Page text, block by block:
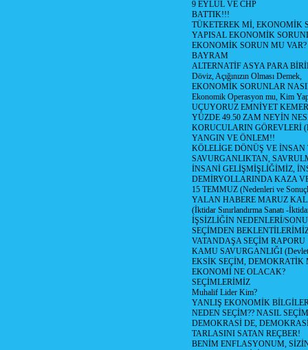
9 EYLÜL VE CHP
BATTIK!!!
TÜKETEREK Mİ, EKONOMİK
YAPISAL EKONOMİK
EKONOMİK SORUN MU VAR?
BAYRAM
ALTERNATİF ASYA PARA
Döviz, Açığınızın Olması Demek,
EKONOMİK SORUNLAR
Ekonomik Operasyon mu, Kim
UÇUYORUZ EMNİYET
YÜZDE 49.50 ZAM NEYİN
KORUCULARIN GÖREVLERİ
YANGIN VE ÖNLEM!!
KÖLELİGE DÖNÜŞ VE İNSAN
SAVURGANLIKTAN,
İNSANİ GELİŞMİŞLİĞİMİZ,
DEMİRYOLLARINDA KAZA
15 TEMMUZ (Nedenleri ve
YALAN HABERE MARUZ
(İktidar Sınırlandırma Sanatı -
İŞSİZLİĞİN NEDENLERİ/
SEÇİMDEN
VATANDAŞA SEÇİM RAPORU
KAMU SAVURGANLIĞI (Devlet
EKSİK SEÇİM, DEMOKRATİK
EKONOMİ NE OLACAK?
SEÇİMLERİMİZ
Muhalif Lider Kim?
YANLIŞ EKONOMİK
NEDEN SEÇİM?? NASIL
DEMOKRASİ DE,
TARLASINI SATAN REÇBER!
BENİM ENFLASYONUM,